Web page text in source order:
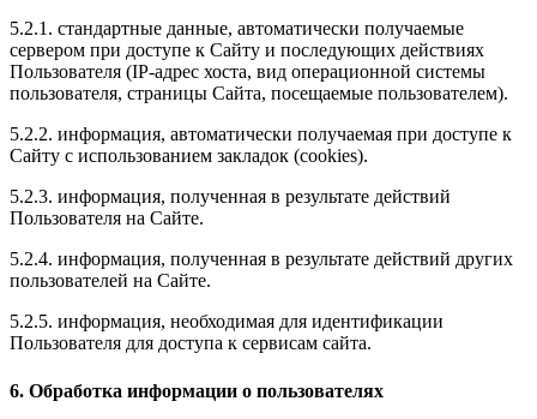
5.2.1. стандартные данные, автоматически получаемые
сервером при доступе к Сайту и последующих действиях
Пользователя (IP-адрес хоста, вид операционной системы
пользователя, страницы Сайта, посещаемые пользователем).
5.2.2. информация, автоматически получаемая при доступе к
Сайту с использованием закладок (cookies).
5.2.3. информация, полученная в результате действий
Пользователя на Сайте.
5.2.4. информация, полученная в результате действий других
пользователей на Сайте.
5.2.5. информация, необходимая для идентификации
Пользователя для доступа к сервисам сайта.
6. Обработка информации о пользователях